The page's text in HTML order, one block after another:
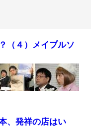
（４）メイプルソ
、発祥の店はい